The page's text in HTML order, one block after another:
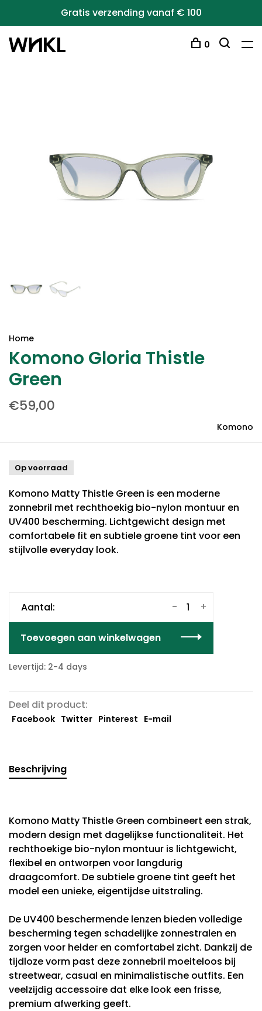
Gratis verzending vanaf € 100
0
Home
Komono Gloria Thistle
Green
€59,00
Komono
Op voorraad
Komono Matty Thistle Green is een moderne
zonnebril met rechthoekig bio-nylon montuur en
UV400 bescherming. Lichtgewicht design met
comfortabele fit en subtiele groene tint voor een
stijlvolle everyday look.
Aantal: +
-
Toevoegen aan winkelwagen
Levertijd: 2-4 days
Deel dit product:
Facebook Twitter Pinterest E-mail
Beschrijving
Komono Matty Thistle Green combineert een strak,
modern design met dagelijkse functionaliteit. Het
rechthoekige bio-nylon montuur is lichtgewicht,
flexibel en ontworpen voor langdurig
draagcomfort. De subtiele groene tint geeft het
model een unieke, eigentijdse uitstraling.
De UV400 beschermende lenzen bieden volledige
bescherming tegen schadelijke zonnestralen en
zorgen voor helder en comfortabel zicht. Dankzij de
tijdloze vorm past deze zonnebril moeiteloos bij
streetwear, casual en minimalistische outfits. Een
veelzijdig accessoire dat elke look een frisse,
premium afwerking geeft.